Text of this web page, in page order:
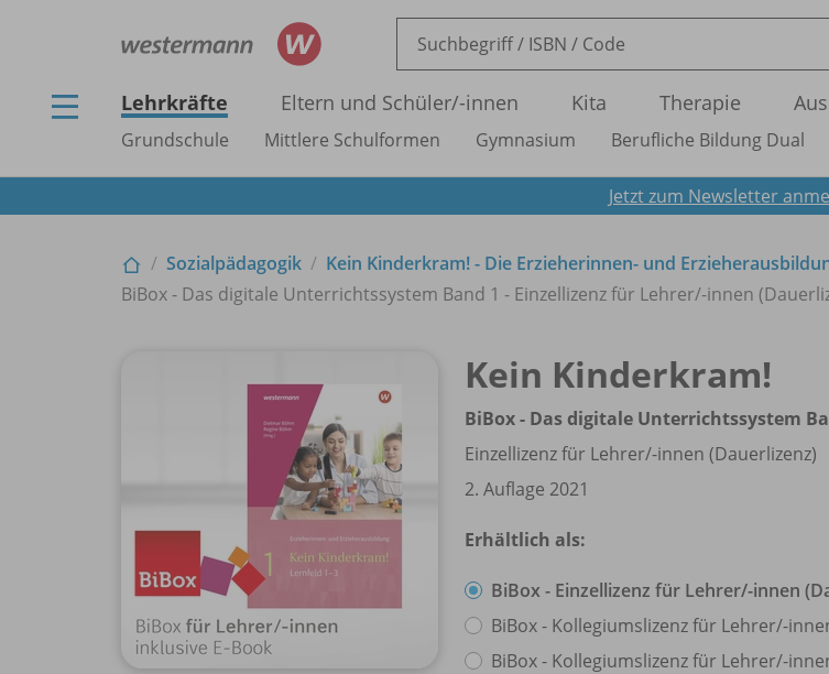
Lehrkräfte Eltern und Schüler/-innen Kita Therapie
Grundschule Mittlere Schulformen Gymnasium Berufliche Bildung Dual
Jetzt zum Newsletter
Sozialpädagogik
Kein Kinderkram! - Die Erzieherinnen- und
BiBox - Das digitale Unterrichtssystem Band 1 - Einzellizenz für Lehrer/-innen
Kein Kinderkram!
BiBox - Das digitale Unterrichtssystem
Einzellizenz für Lehrer/-innen (Dauerlizenz)
2. Auflage 2021
Erhältlich als:
BiBox - Einzellizenz für Lehrer/-innen
BiBox - Kollegiumslizenz für Lehrer/-
BiBox - Kollegiumslizenz für Lehrer/-